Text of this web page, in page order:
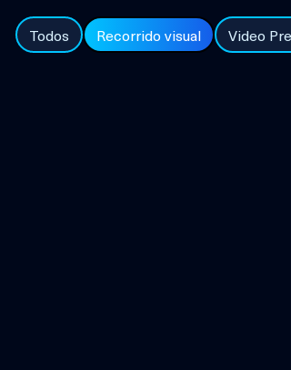
Todos Recorrido visual Video